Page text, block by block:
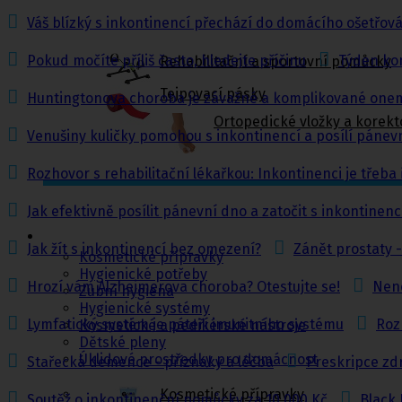
Rehabilitační a sportovní pomůcky
Tejpovací pásky
Ortopedické vložky a
Kosmetika a
hygiena, Dětské
Kosmetické přípravky
Hygienické potřeby
Zubní hygiena
Hygienické systémy
Kosmetické a pedikérské nástroje
Dětské pleny
Úklidové prostředky pro domácnost
Kosmetické přípravky
Váš blízký s inkontinencí přechází do domácího
Pokud močíte příliš často, hledejte příčinu Týden
Huntingtonova choroba je závažné a komplikované
Venušiny kuličky pomohou s inkontinencí a posílí
Rozhovor s rehabilitační lékařkou: Inkontinenci je třeba
Jak efektivně posílit pánevní dno a zatočit s
Jak žít s inkontinencí bez omezení? Zánět prostaty
Hrozí vám Alzheimerova choroba? Otestujte se!
Lymfatický systém je páteří imunitního systému
Stařecká demence - příznaky a léčba Preskripce